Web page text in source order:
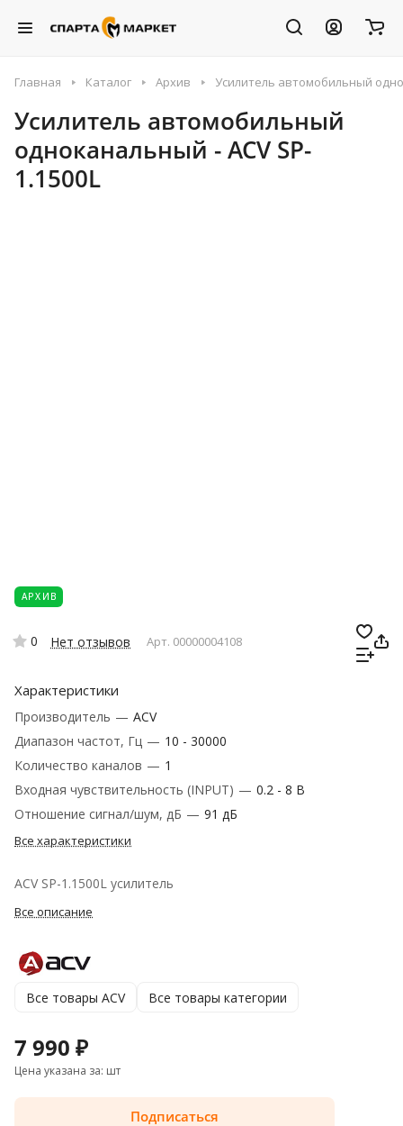
Главная Каталог Архив Усилитель автомобильный
Усилитель автомобильный
одноканальный - ACV SP-
1.1500L
АРХИВ
0 Нет отзывов Арт. 00000004108
Характеристики
Производитель — ACV
Диапазон частот, Гц — 10 - 30000
Количество каналов — 1
Входная чувствительность (INPUT) — 0.2 - 8 В
Отношение сигнал/шум, дБ — 91 дБ
Все характеристики
ACV SP-1.1500L усилитель
Все описание
Все товары ACV Все товары категории
7 990 ₽
Цена указана за: шт
Подписаться